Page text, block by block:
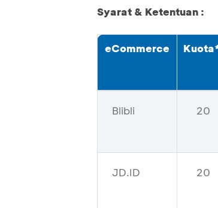
Syarat & Ketentuan :
eCommerce
Blibli 20
JD.ID 20